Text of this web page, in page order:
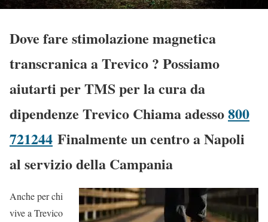
Dove fare stimolazione magnetica
transcranica a Trevico ? Possiamo
aiutarti per TMS per la cura da
dipendenze Trevico Chiama adesso800
721244 Finalmente un centro a Napoli
al servizio della Campania
Anche per chi
vive a Trevico